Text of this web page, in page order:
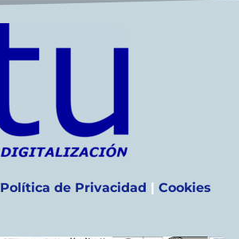
Política de Privacidad | Cookies